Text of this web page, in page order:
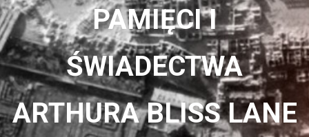
PAMIĘCI I
ŚWIADECTWA
ARTHURA BLISS LANE